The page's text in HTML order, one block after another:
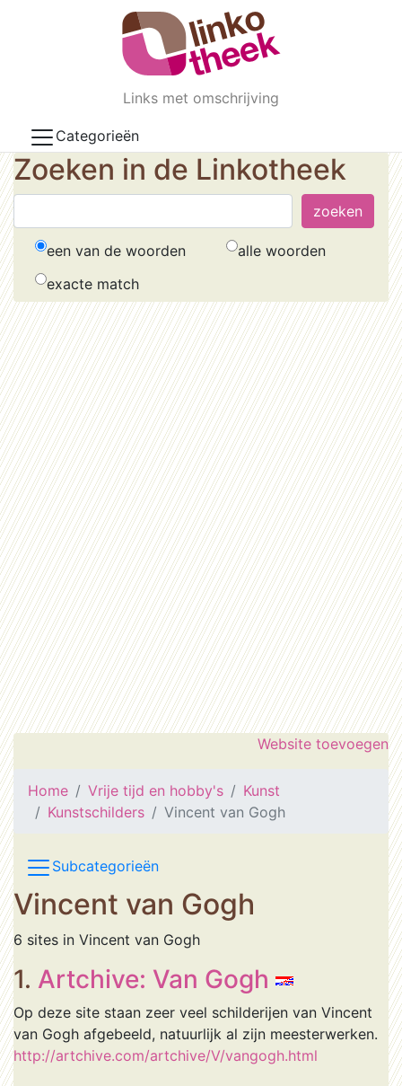
Skip to main content
Links met omschrijving
Categorieën
Zoeken in de Linkotheek
een van de woorden
alle woorden
exacte match
Website toevoegen
Home Vrije tijd en hobby's
Kunst
Kunstschilders
Vincent van Gogh
Subcategorieën
Vincent van Gogh
6 sites in Vincent van Gogh
1. Artchive: Van Gogh
Op deze site staan zeer veel schilderijen van Vincent
van Gogh afgebeeld, natuurlijk al zijn meesterwerken.
http://artchive.com/artchive/V/vangogh.html